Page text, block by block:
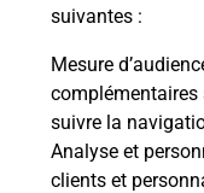
suivantes :
Mesure
complémentaires
suivre la
Analyse et
clients et
Vous cherchez
la commune
Découvrez nos